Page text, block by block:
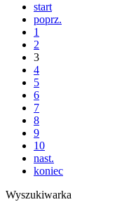
start
poprz.
1
2
3
4
5
6
7
8
9
10
nast.
koniec
Wyszukiwarka